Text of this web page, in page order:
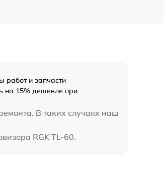
работ и запчасти
на 15% дешевле при
В таких случаях наш
RGK TL-60.